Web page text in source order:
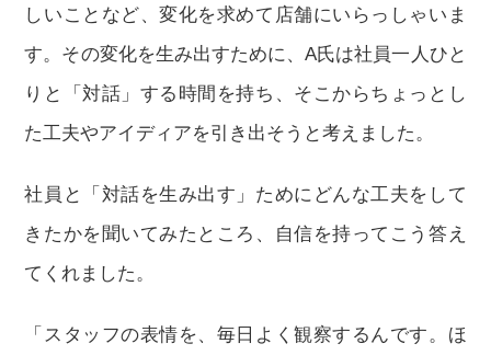
しいことなど、変化を求めて店舗にいらっしゃいま
す。その変化を生み出すために、A氏は社員一人ひと
りと「対話」する時間を持ち、そこからちょっとし
た工夫やアイディアを引き出そうと考えました。
社員と「対話を生み出す」ためにどんな工夫をして
きたかを聞いてみたところ、自信を持ってこう答え
てくれました。
「スタッフの表情を、毎日よく観察するんです。ほ